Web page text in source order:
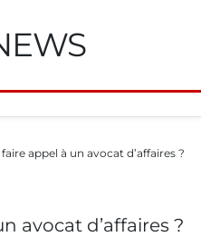
appel à un avocat d’affaires ?
avocat d’affaires ?